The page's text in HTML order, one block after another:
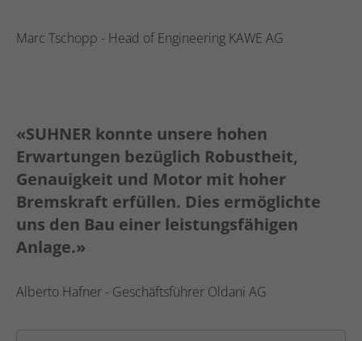
Marc Tschopp - Head of Engineering KAWE AG
«SUHNER konnte unsere hohen
Erwartungen bezüglich Robustheit,
Genauigkeit und Motor mit hoher
Bremskraft erfüllen. Dies ermöglichte
uns den Bau einer leistungsfähigen
Anlage.»
Alberto Hafner - Geschäftsführer Oldani AG